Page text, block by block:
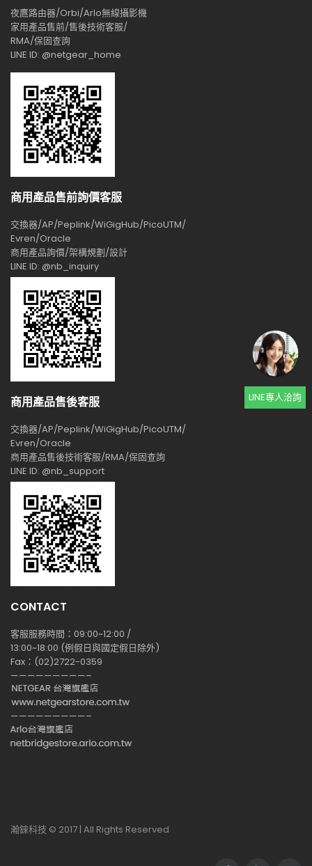
夜鷹路由器/Orbi/Arlo無線攝影機
家用產品售前/售後技術客服/
RMA/保固查詢
LINE ID: @netgear_home
商用產品售前詢價客服
交換器/AP/Peplink/WiGigHub/PicoUTM/
Evren/Oracle
商用產品詢價/架構規劃/設計
LINE ID: @nb_inquiry
商用產品售後客服
交換器/AP/Peplink/WiGigHub/PicoUTM/
Evren/Oracle
商用產品售後技術客服/RMA/保固查詢
LINE ID: @nb_support
CONTACT
客服服務時間：09:00~12:00 /
13:00~18:00 (例假日與國定假日除外)
Fax：(02)2722-0359
—————————–
—————————–
LINE專人洽詢
瀚錸科技 © 2017 | All Rights Reserved